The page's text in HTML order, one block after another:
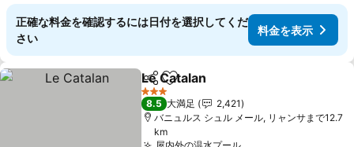
正確な料金を確認するには日付を選択してくだ
さい
料金を表示
シェアお気に入りに追加
Le Catalan
3 ホテルのランク
8.5 大満足
2,421
バニュルス シュル メール, リャンサまで12.7
km